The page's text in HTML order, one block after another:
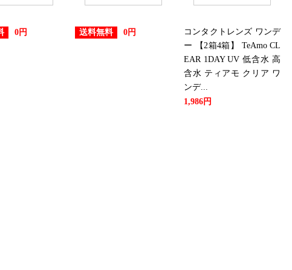
0円 送料無料 0円
コンタクトレンズ ワンデ
ー 【2箱4箱】 TeAmo CL
EAR 1DAY UV 低含水 高
含水 ティアモ クリア ワ
ンデ...
1,986円